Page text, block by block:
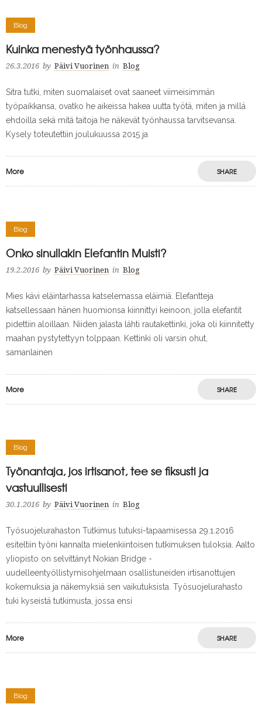
Blog
Kuinka menestyä työnhaussa?
26.3.2016 by Päivi Vuorinen in Blog
Sitra tutki, miten suomalaiset ovat saaneet viimeisimmän
työpaikkansa, ovatko he aikeissa hakea uutta työtä, miten ja millä
ehdoilla sekä mitä taitoja he näkevät työnhaussa tarvitsevansa.
Kysely toteutettiin joulukuussa 2015 ja
More SHARE
Blog
Onko sinullakin Elefantin Muisti?
19.2.2016 by Päivi Vuorinen in Blog
Mies kävi eläintarhassa katselemassa eläimiä. Elefantteja
katsellessaan hänen huomionsa kiinnittyi keinoon, jolla elefantit
pidettiin aloillaan. Niiden jalasta lähti rautakettinki, joka oli kiinnitetty
maahan pystytettyyn tolppaan. Kettinki oli varsin ohut,
samanlainen
More SHARE
Blog
Työnantaja, jos irtisanot, tee se fiksusti ja
vastuullisesti
30.1.2016 by Päivi Vuorinen in Blog
Työsuojelurahaston Tutkimus tutuksi-tapaamisessa 29.1.2016
esiteltiin työni kannalta mielenkiintoisen tutkimuksen tuloksia. Aalto
yliopisto on selvittänyt Nokian Bridge -
uudelleentyöllistymisohjelmaan osallistuneiden irtisanottujen
kokemuksia ja näkemyksiä sen vaikutuksista. Työsuojelurahasto
tuki kyseistä tutkimusta, jossa ensi
More SHARE
Blog